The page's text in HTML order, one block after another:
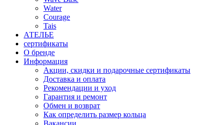
Water
Courage
Tais
АТЕЛЬЕ
сертификаты
О бренде
Информация
Акции, скидки и подарочные сертификаты
Доставка и оплата
Рекомендации и уход
Гарантия и ремонт
Обмен и возврат
Как определить размер кольца
Вакансии